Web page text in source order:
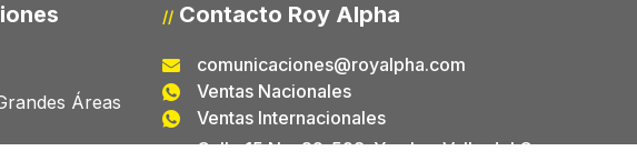
Áreas
// Contacto Roy Alpha
comunicaciones@royalpha.com
Ventas Nacionales
Ventas Internacionales
Calle 15 No. 32-598. Yumbo, Valle del Cauca -